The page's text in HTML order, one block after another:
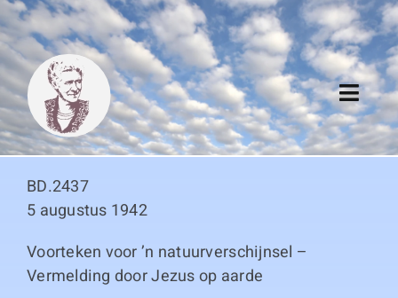
Skip
to
content
Algemeen
Thema boeken
BD.2437
5 augustus 1942
Voorteken voor ’n natuurverschijnsel –
Vermelding door Jezus op aarde